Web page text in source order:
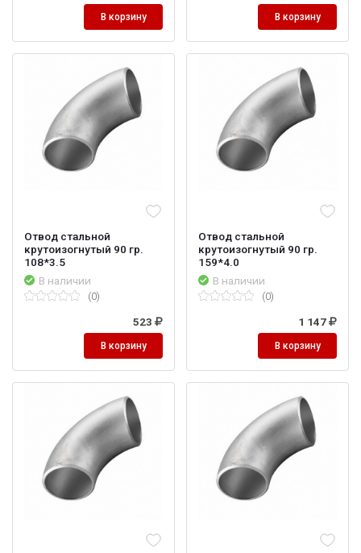
В корзину В корзину
Отвод стальной
крутоизогнутый 90 гр.
108*3.5
В наличии
(0)
523
В корзину
Отвод стальной
крутоизогнутый 90 гр.
159*4.0
В наличии
(0)
1 147
В корзину